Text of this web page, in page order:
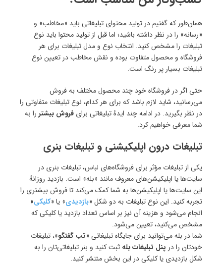
همان‌طور که گفتیم در تولید محتوای تبلیغاتی باید «مخاطب» و
«رسانه» را در نظر داشته باشید؛ اما قبل از تولید محتوا باید نوع
تبلیغات را مشخص کنید. انتخاب نوع و مدل تبلیغات برای هر
فروشگاه و محصول متفاوت بوده و نقش مخاطب در تعیین نوع
تبلیغات بسیار پر رنگ است.
حتی اگر در فروشگاه خود چند محصول مختلف به فروش
می‌رسانید، شاید لازم باشد که برای هر کدام، نوع تبلیغات متفاوتی را
در نظر بگیرید. در ادامه چند ایدهٔ تبلیغاتی برای فروش بیشتر را به
شما معرفی خواهیم کرد.
تبلیغات درون اپلیکیشنی و تبلیغات بنری
یکی از تبلیغات مؤثر برای فروشگاه‌های لباس، تبلیغات بنری در
سایت‌ها یا اپلیکیشن‌های معروف مانند «بله» است. بازدید روزانهٔ
این سایت‌ها یا اپلیکیشن‌ها به شما کمک می‌کند تا فروش بیشتری را
تجربه کنید. این نوع تبلیغات به دو شکل «بازدیدی» یا «کلیکی»
انجام می‌شود و هزینه آن نیز بر اساس تعداد بازدید یا کلیکی که
مشخص می‌کنید، تعیین می‌شود.
شما در بله می‌توانید برای جایگاه‌ تبلیغاتی «تب گفتگو»، تبلیغات
خودتان را در پنل تبلیغات بله ثبت کنید و بنر تبلیغاتی‌تان را به
شکل بازدیدی یا کلیکی در این بخش‌ منتشر کنید.